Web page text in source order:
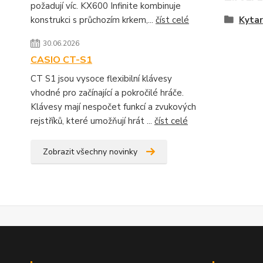
požadují víc. KX600 Infinite kombinuje
konstrukci s průchozím krkem,... číst celé
30.06.2026
CASIO CT-S1
CT S1 jsou vysoce flexibilní klávesy
vhodné pro začínající a pokročilé hráče.
Klávesy mají nespočet funkcí a zvukových
rejstříků, které umožňují hrát ... číst celé
Zobrazit všechny novinky